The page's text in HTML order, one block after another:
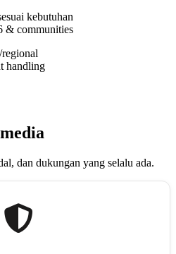
kebutuhan
& communities
handling
dan dukungan yang selalu ada.